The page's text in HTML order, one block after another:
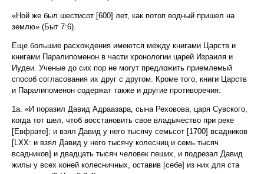
«Ной же был шестисот [600] лет, как потоп водный пришел на
землю» (Быт 7:6).
Еще большие расхождения имеются между книгами Царств и
книгами Паралипоменон в части хронологии царей Израиля и
Иудеи. Ученые до сих пор не могут предложить приемлемый
способ согласования их друг с другом. Кроме того, книги Царств
и Паралипоменон содержат также и другие противоречия:
1a. «И поразил Давид Адраазара, сына Реховова, царя Сувского,
когда тот шел, чтоб восстановить свое владычество при реке
[Евфрате]; и взял Давид у него тысячу семьсот [1700] всадников
[LXX: и взял Давид у него тысячу колесниц и семь тысяч
всадников] и двадцать тысяч человек пеших, и подрезал Давид
жилы у всех коней колесничных, оставив [себе] из них для ста